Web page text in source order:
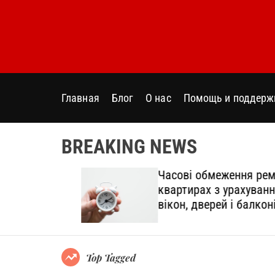
Главная Блог О нас Помощь и
BREAKING NEWS
Часові обмеження
квартирах з урахуванням
вікон, дверей і балконів
Top Tagged